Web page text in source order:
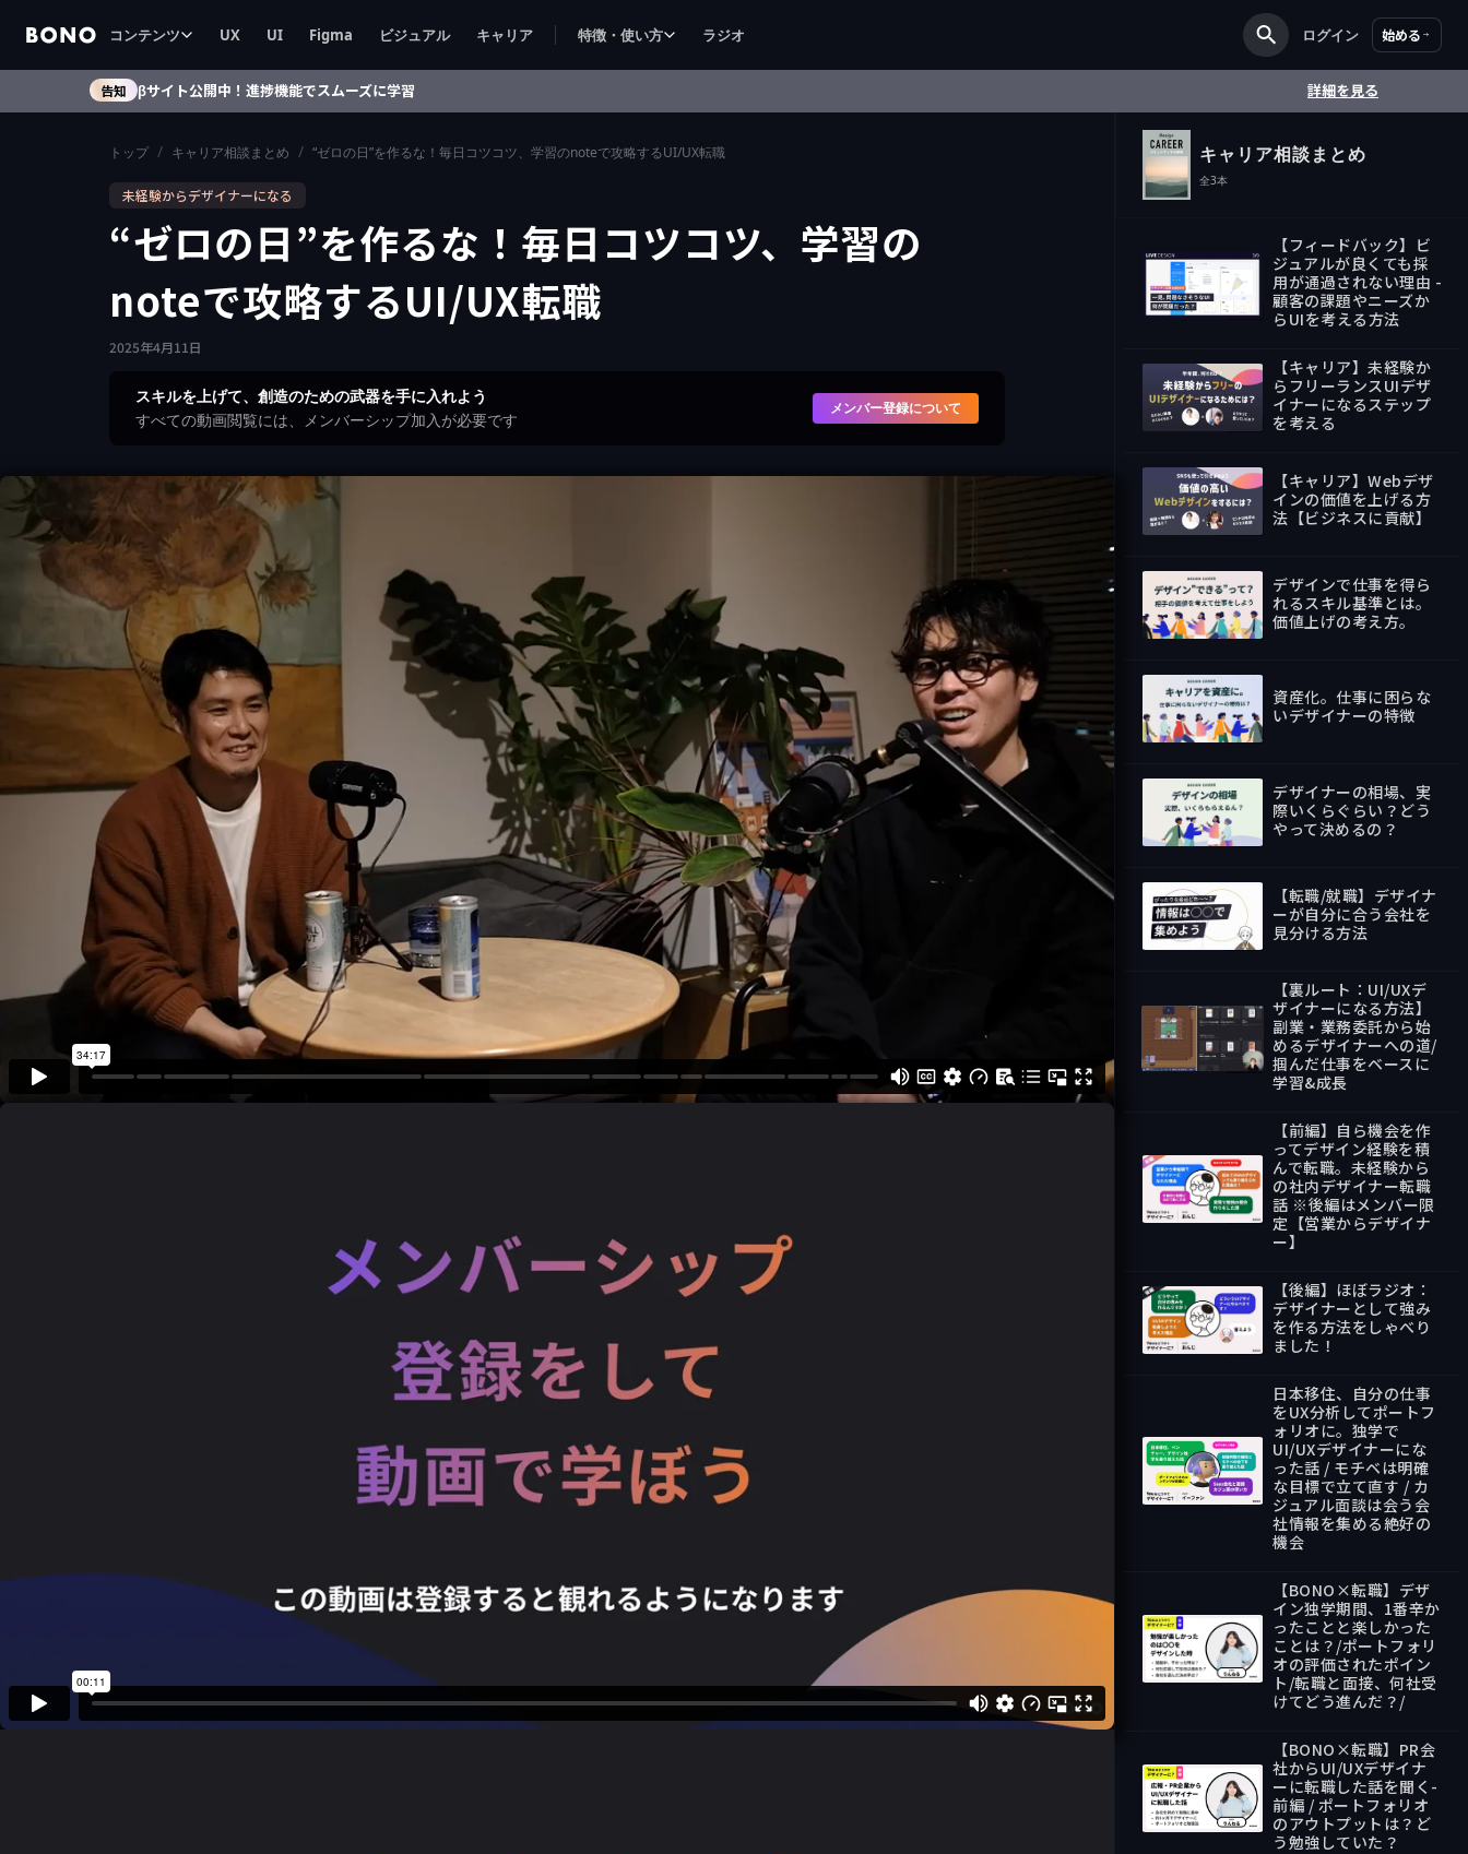
コンテンツ UX UI Figma ビジュアル キャリア 特徴・使い方 ラジオ ログイン 始める
告知 βサイト公開中！進捗機能でスムーズに学習 詳細を見る
トップ / キャリア相談まとめ / “ゼロの日”を作るな！毎日コツコツ、学習のnoteで攻略するUI/UX転職
未経験からデザイナーになる
“ゼロの日”を作るな！毎日コツコツ、学習の
noteで攻略するUI/UX転職
2025年4月11日
スキルを上げて、創造のための武器を手に入れよう
すべての動画閲覧には、メンバーシップ加入が必要です
メンバー登録について
キャリア相談まとめ
全3本
00:00
【フィードバック】ビ
ジュアルが良くても採
用が通過されない理由 -
顧客の課題やニーズか
らUIを考える方法
51:22
【キャリア】未経験か
らフリーランスUIデザ
イナーになるステップ
を考える
1:05:52
【キャリア】Webデザ
インの価値を上げる方
法【ビジネスに貢献】
24:24
デザインで仕事を得ら
れるスキル基準とは。
価値上げの考え方。
25:29
資産化。仕事に困らな
いデザイナーの特徴
13:07
デザイナーの相場、実
際いくらぐらい？どう
やって決めるの？
22:38
【転職/就職】デザイナ
ーが自分に合う会社を
見分ける方法
43:34
【裏ルート：UI/UXデ
ザイナーになる方法】
副業・業務委託から始
めるデザイナーへの道/
掴んだ仕事をベースに
学習&成長
24:49
【前編】自ら機会を作
ってデザイン経験を積
んで転職。未経験から
の社内デザイナー転職
話 ※後編はメンバー限
定【営業からデザイナ
ー】
27:21
【後編】ほぼラジオ：
デザイナーとして強み
を作る方法をしゃべり
ました！
38:40
日本移住、自分の仕事
をUX分析してポートフ
ォリオに。独学で
UI/UXデザイナーにな
った話 / モチベは明確
な目標で立て直す / カ
ジュアル面談は会う会
社情報を集める絶好の
機会
20:43
【BONO×転職】デザ
イン独学期間、1番辛か
ったことと楽しかった
ことは？/ポートフォリ
オの評価されたポイン
ト/転職と面接、何社受
けてどう進んだ？/
20:29
【BONO×転職】PR会
社からUI/UXデザイナ
ーに転職した話を聞く-
前編 / ポートフォリオ
のアウトプットは？ど
う勉強していた？